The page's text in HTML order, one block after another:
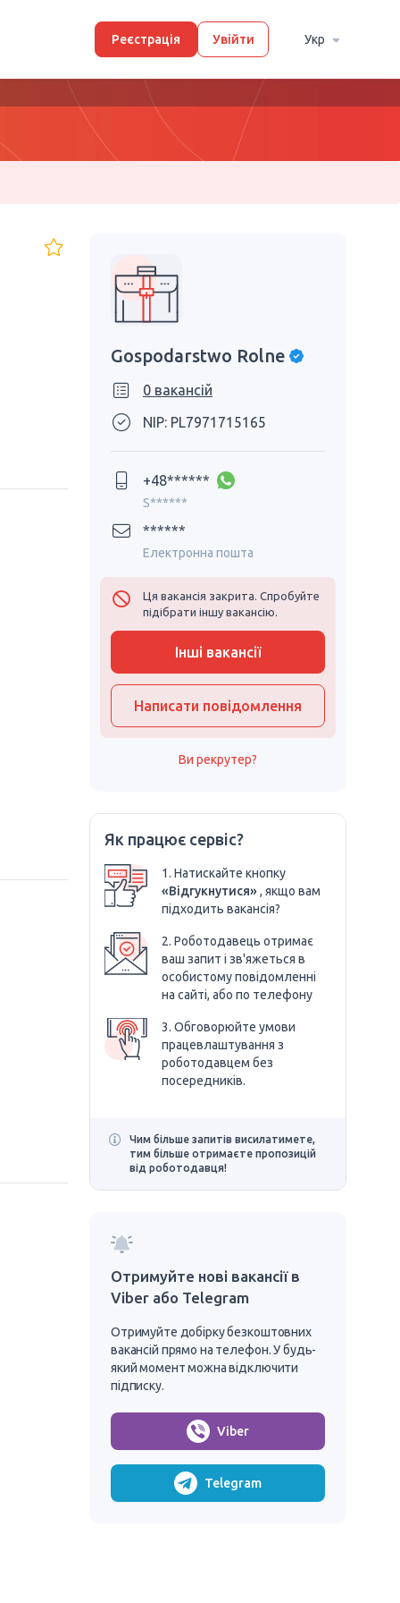
Реєстрація Увійти Укр
Gospodarstwo Rolne
0 вакансій
NIP: PL7971715165
+48******
S******
******
Електронна пошта
Ця вакансія закрита. Спробуйте
підібрати іншу вакансію.
Інші вакансії
Написати повідомлення
Ви рекрутер?
Як працює сервіс?
1. Натискайте кнопку
«Відгукнутися», якщо вам
підходить вакансія?
2. Роботодавець отримає
ваш запит і зв'яжеться в
особистому повідомленні
на сайті, або по телефону
3. Обговорюйте умови
працевлаштування з
роботодавцем без
посередників.
Чим більше запитів висилатимете,
тим більше отримаєте пропозицій
від роботодавця!
Отримуйте нові вакансії в
Viber або Telegram
Отримуйте добірку безкоштовних
вакансій прямо на телефон. У будь-
який момент можна відключити
підписку.
Viber
Telegram